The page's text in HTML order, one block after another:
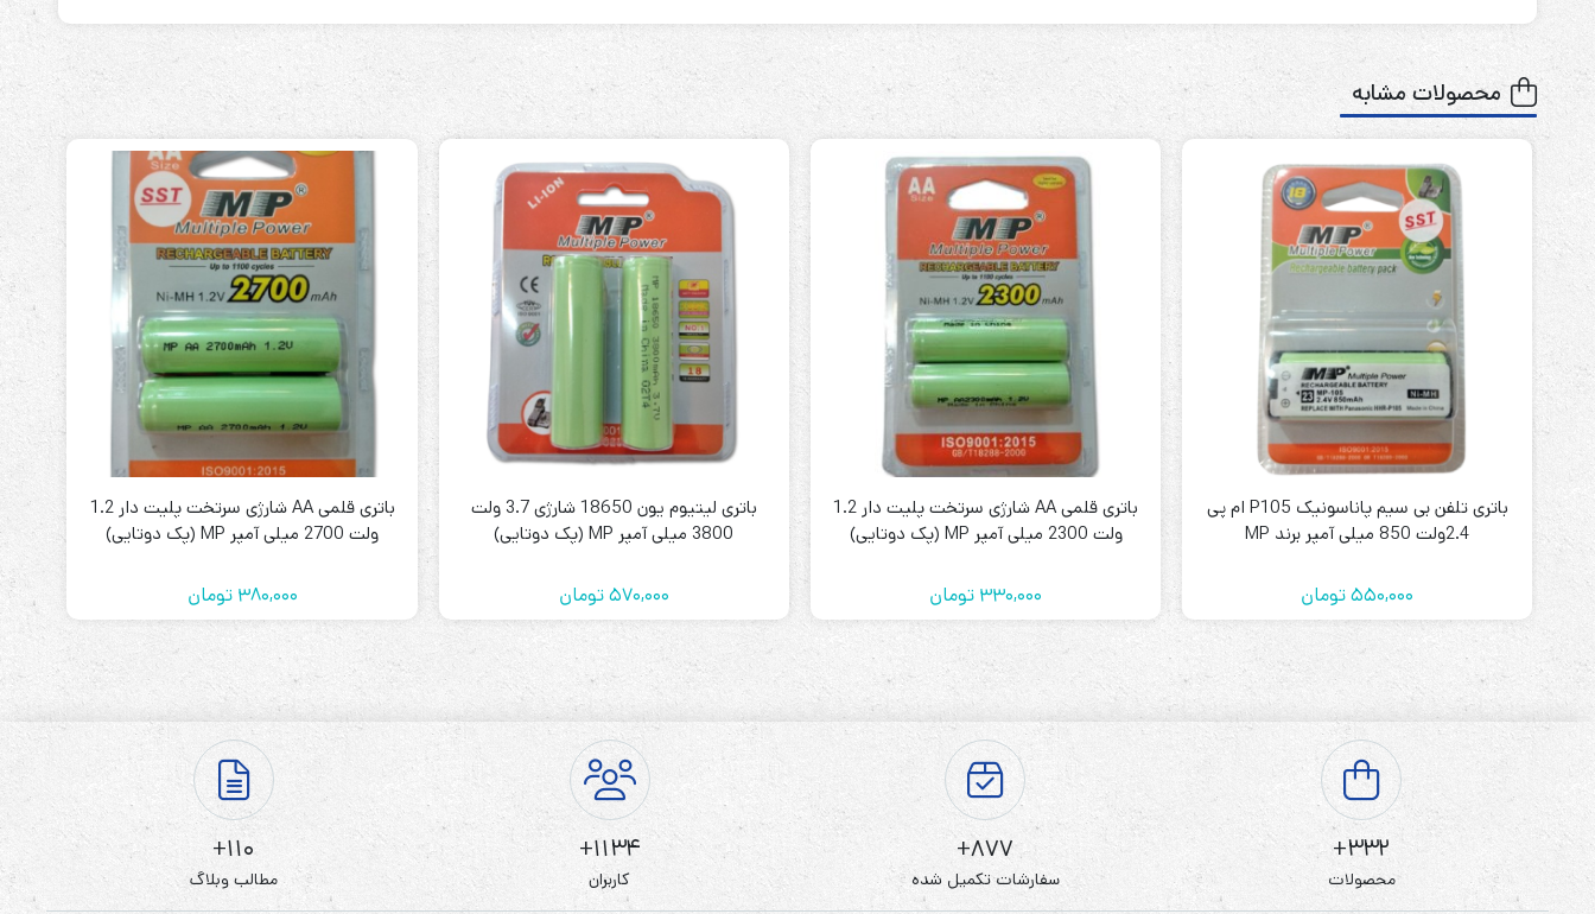
محصولات مشابه
باتری تلفن بی سیم پاناسونیک P105 ام پی
2.4ولت 850 میلی آمپر برند MP
550,000تومان
باتری قلمی AA شارژی سرتخت پلیت دار 1.2
ولت 2300 میلی آمپر MP (پک دوتایی)
330,000 تومان
باتری لیتیوم یون 18650 شارژی 3.7 ولت
3800 میلی آمپر MP (پک دوتایی)
570,000تومان
باتری قلمی AA شارژی سرتخت پلیت دار 1.2
ولت 2700 میلی آمپر MP (پک دوتایی)
380,000 تومان
332+
محصولات
877+
سفارشات تکمیل شده
1134+
کاربران
110+
مطالب وبلاگ